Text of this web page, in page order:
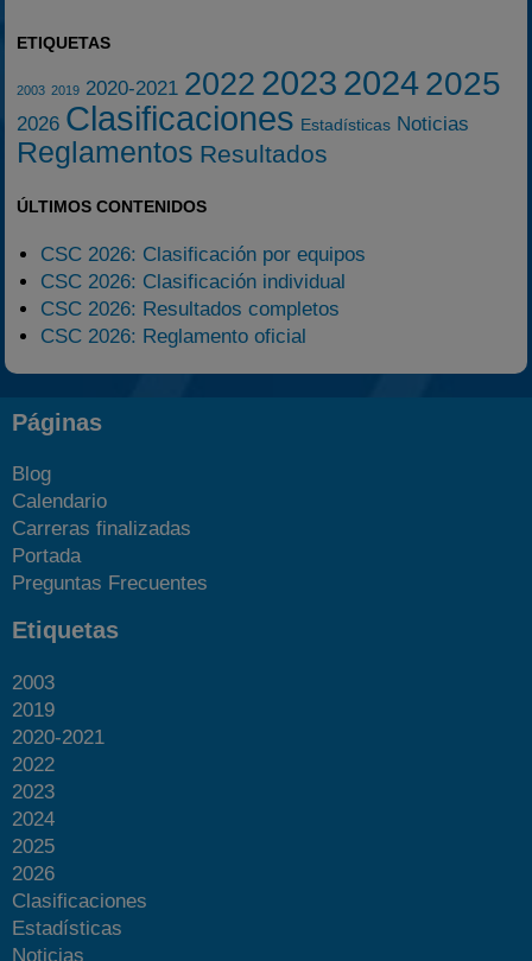
ETIQUETAS
2003 2019 2020-2021 2022 2023 20242025
2026 Clasificaciones Estadísticas Noticias
Reglamentos Resultados
ÚLTIMOS CONTENIDOS
CSC 2026: Clasificación por equipos
CSC 2026: Clasificación individual
CSC 2026: Resultados completos
CSC 2026: Reglamento oficial
Páginas
Blog
Calendario
Carreras finalizadas
Portada
Preguntas Frecuentes
Etiquetas
2003
2019
2020-2021
2022
2023
2024
2025
2026
Clasificaciones
Estadísticas
Noticias